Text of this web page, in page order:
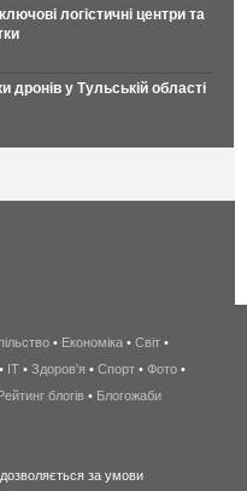
логістичні центри та
дронів у Тульській області
беспроводной
интернет
киев
wimax
• Економіка • Світ •
• IT • Здоров'я • Спорт • Фото •
Рейтинг блогів • Блогожаби
дозволяється за умови